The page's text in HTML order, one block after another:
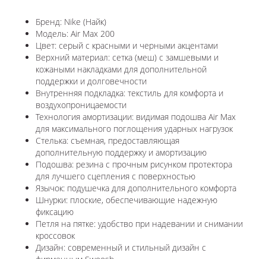
Бренд: Nike (Найк)
Модель: Air Max 200
Цвет: серый с красными и черными акцентами
Верхний материал: сетка (меш) с замшевыми и
кожаными накладками для дополнительной
поддержки и долговечности
Внутренняя подкладка: текстиль для комфорта и
воздухопроницаемости
Технология амортизации: видимая подошва Air Max
для максимального поглощения ударных нагрузок
Стелька: съемная, предоставляющая
дополнительную поддержку и амортизацию
Подошва: резина с прочным рисунком протектора
для лучшего сцепления с поверхностью
Язычок: подушечка для дополнительного комфорта
Шнурки: плоские, обеспечивающие надежную
фиксацию
Петля на пятке: удобство при надевании и снимании
кроссовок
Дизайн: современный и стильный дизайн с